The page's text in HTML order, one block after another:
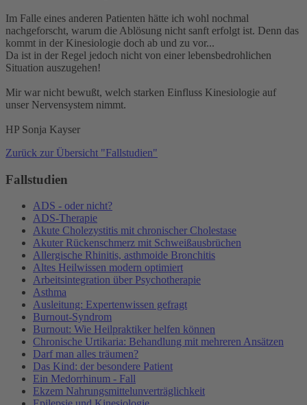
Im Falle eines anderen Patienten hätte ich wohl nochmal
nachgeforscht, warum die Ablösung nicht sanft erfolgt ist. Denn das
kommt in der Kinesiologie doch ab und zu vor...
Da ist in der Regel jedoch nicht von einer lebensbedrohlichen
Situation auszugehen!
Mir war nicht bewußt, welch starken Einfluss Kinesiologie auf
unser Nervensystem nimmt.
HP Sonja Kayser
Zurück zur Übersicht "Fallstudien"
Fallstudien
ADS - oder nicht?
ADS-Therapie
Akute Cholezystitis mit chronischer Cholestase
Akuter Rückenschmerz mit Schweißausbrüchen
Allergische Rhinitis, asthmoide Bronchitis
Altes Heilwissen modern optimiert
Arbeitsintegration über Psychotherapie
Asthma
Ausleitung: Expertenwissen gefragt
Burnout-Syndrom
Burnout: Wie Heilpraktiker helfen können
Chronische Urtikaria: Behandlung mit mehreren Ansätzen
Darf man alles träumen?
Das Kind: der besondere Patient
Ein Medorrhinum - Fall
Ekzem Nahrungsmittelunverträglichkeit